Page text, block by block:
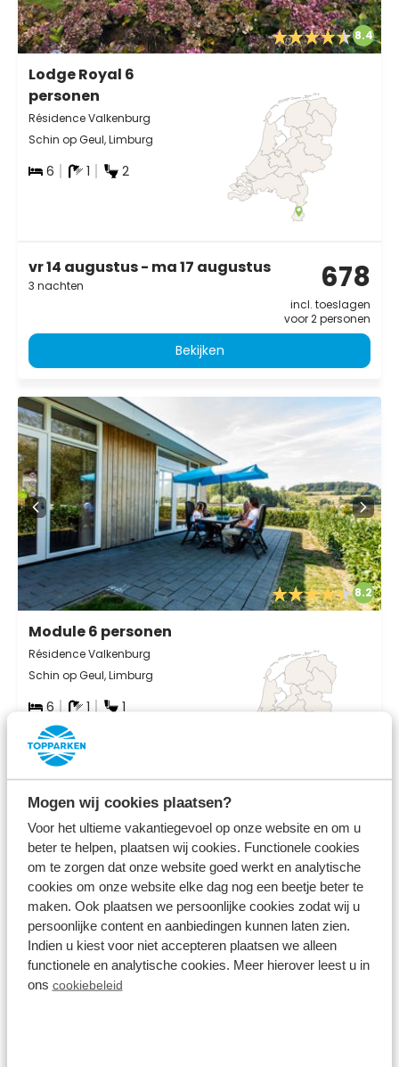
Mogen wij cookies plaatsen?
Voor het ultieme vakantiegevoel op onze website en om u
beter te helpen, plaatsen wij cookies. Functionele cookies
om te zorgen dat onze website goed werkt en analytische
cookies om onze website elke dag nog een beetje beter te
maken. Ook plaatsen we persoonlijke cookies zodat wij u
persoonlijke content en aanbiedingen kunnen laten zien.
Indien u kiest voor niet accepteren plaatsen we alleen
functionele en analytische cookies. Meer hierover leest u in
ons cookiebeleid
8.4
Lodge Royal 6
personen
Résidence Valkenburg
Schin op Geul, Limburg
6 1 2
vr 14 augustus - ma 17 augustus
3 nachten 678
incl. toeslagen
voor 2 personen
Bekijken
8.2
Module 6 personen
Résidence Valkenburg
Schin op Geul, Limburg
6 1 1
vr 14 augustus - ma 17 augustus
3 nachten 608
incl. toeslagen
voor 2 personen
Bekijken